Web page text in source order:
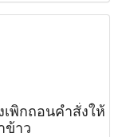
พิกถอนคำสั่งให้
ข้าว